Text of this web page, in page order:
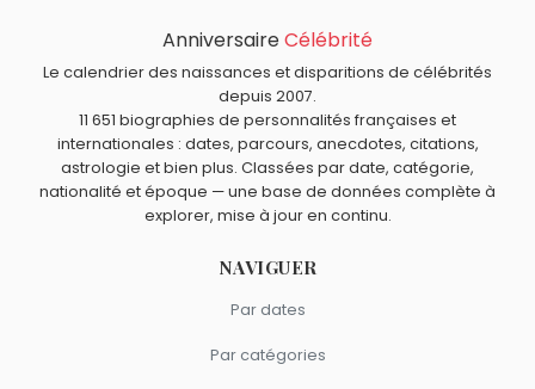
AnniversaireCélébrité
Le calendrier des naissances et disparitions de célébrités
depuis 2007.
11 651 biographies de personnalités françaises et
internationales : dates, parcours, anecdotes, citations,
astrologie et bien plus. Classées par date, catégorie,
nationalité et époque — une base de données complète à
explorer, mise à jour en continu.
NAVIGUER
Par dates
Par catégories